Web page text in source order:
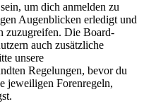
um dich anmelden zu
Augenblicken erledigt und
zuzugreifen. Die Board-
auch zusätzliche
unsere
Regelungen, bevor du
jeweiligen Forenregeln,